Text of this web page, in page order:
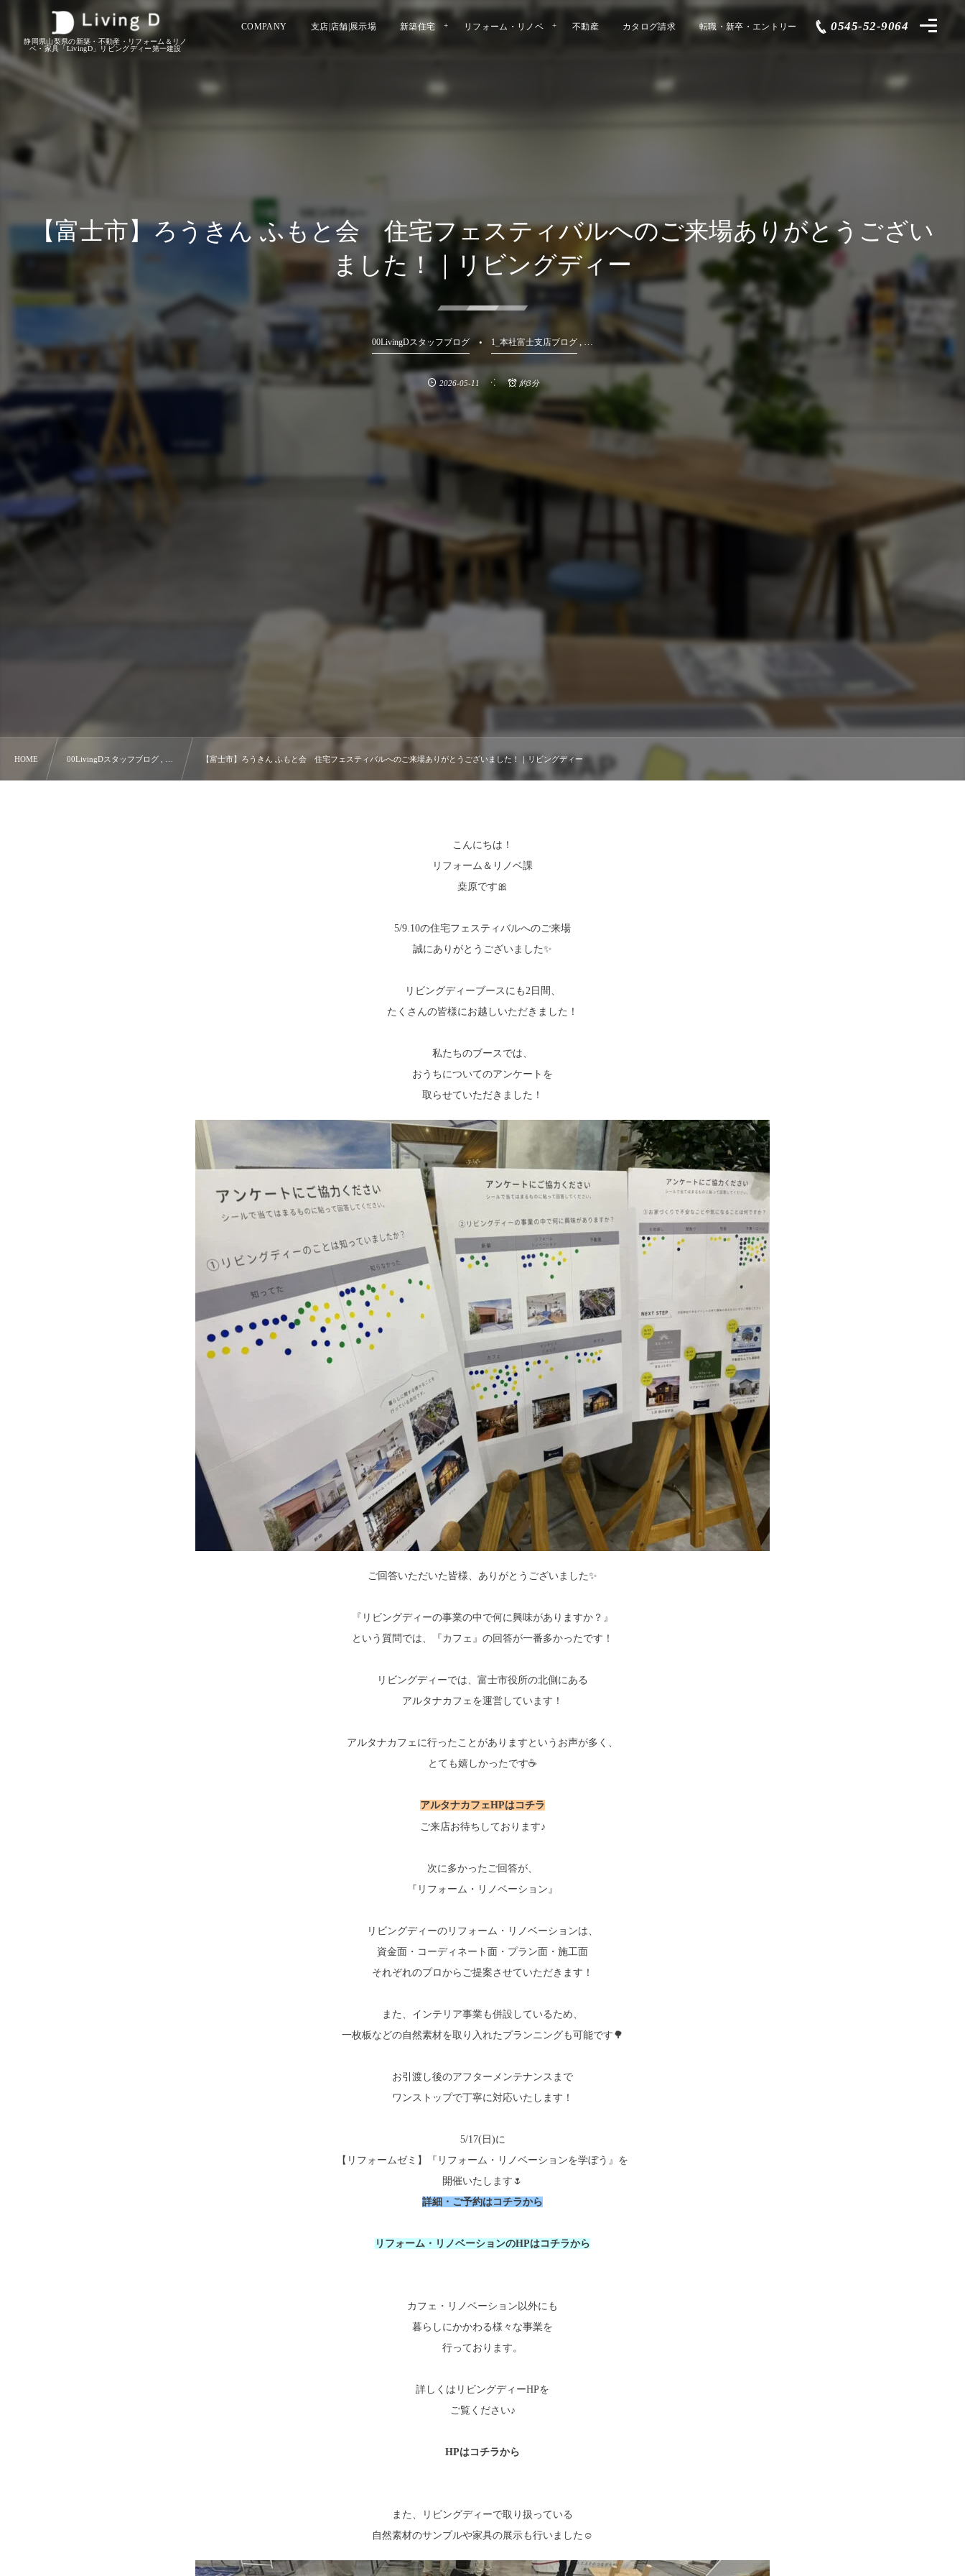
静岡県山梨県の新築・不動産・リフォーム＆リノ
ベ・家具「LivingD」リビングディー第一建設
COMPANY 支店|店舗|展示場 新築住宅 リフォーム・リノベ 不動産 カタログ請求 転職・新卒・エントリー 0545-52-9064
【富士市】ろうきん ふもと会 住宅フェスティバルへのご来場ありがとうござい
ました！｜リビングディー
00LivingDスタッフブログ 1_本社富士支店ブログ
2026-05-11 約3分
HOME 00LivingDスタッフブログ , … 【富士市】ろうきん ふもと会 住宅フェスティバルへのご来場ありがとうございました！｜リビングディー
こんにちは！
リフォーム＆リノベ課
桒原です🎀
5/9.10の住宅フェスティバルへのご来場
誠にありがとうございました✨
リビングディーブースにも2日間、
たくさんの皆様にお越しいただきました！
私たちのブースでは、
おうちについてのアンケートを
取らせていただきました！
ご回答いただいた皆様、ありがとうございました✨
『リビングディーの事業の中で何に興味がありますか？』
という質問では、『カフェ』の回答が一番多かったです！
リビングディーでは、富士市役所の北側にある
アルタナカフェを運営しています！
アルタナカフェに行ったことがありますというお声が多く、
とても嬉しかったです☕
アルタナカフェHPはコチラ
ご来店お待ちしております♪
次に多かったご回答が、
『リフォーム・リノベーション』
リビングディーのリフォーム・リノベーションは、
資金面・コーディネート面・プラン面・施工面
それぞれのプロからご提案させていただきます！
また、インテリア事業も併設しているため、
一枚板などの自然素材を取り入れたプランニングも可能です🌳
お引渡し後のアフターメンテナンスまで
ワンストップで丁寧に対応いたします！
5/17(日)に
【リフォームゼミ】『リフォーム・リノベーションを学ぼう』を
開催いたします🌷
詳細・ご予約はコチラから
リフォーム・リノベーションのHPはコチラから
カフェ・リノベーション以外にも
暮らしにかかわる様々な事業を
行っております。
詳しくはリビングディーHPを
ご覧ください♪
HPはコチラから
また、リビングディーで取り扱っている
自然素材のサンプルや家具の展示も行いました☺